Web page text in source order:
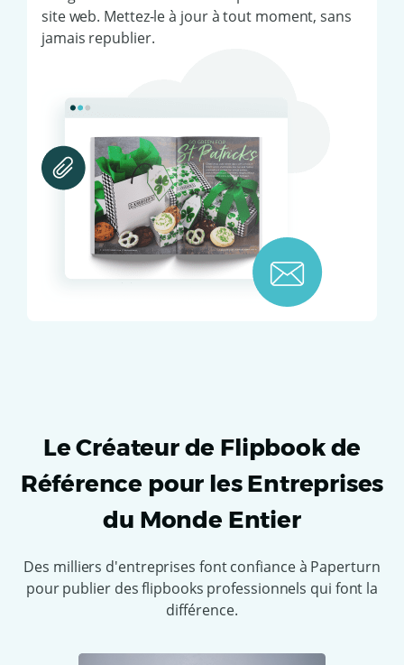
site web. Mettez-le à jour à tout moment, sans
jamais republier.
Le Créateur de Flipbook de
Référence pour les Entreprises
du Monde Entier
Des milliers d'entreprises font confiance à Paperturn
pour publier des flipbooks professionnels qui font la
différence.